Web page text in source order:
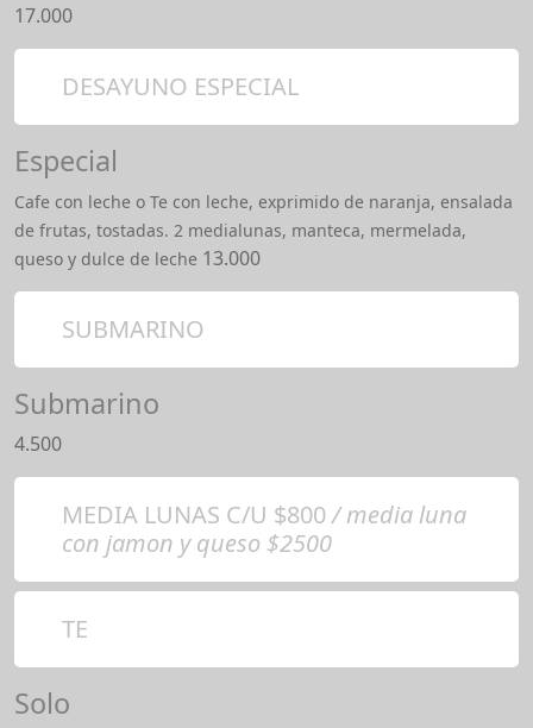
17.000
DESAYUNO ESPECIAL
Especial
Cafe con leche o Te con leche, exprimido de naranja, ensalada
de frutas, tostadas. 2 medialunas, manteca, mermelada,
queso y dulce de leche 13.000
SUBMARINO
Submarino
4.500
MEDIA LUNAS C/U $800/ media luna
con jamon y queso $2500
TE
Solo